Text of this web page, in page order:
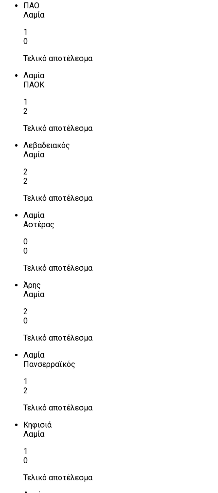
ΠΑΟ
Λαμία
1
0
Τελικό αποτέλεσμα
Λαμία
ΠΑΟΚ
1
2
Τελικό αποτέλεσμα
Λεβαδειακός
Λαμία
2
2
Τελικό αποτέλεσμα
Λαμία
Αστέρας
0
0
Τελικό αποτέλεσμα
Άρης
Λαμία
2
0
Τελικό αποτέλεσμα
Λαμία
Πανσερραϊκός
1
2
Τελικό αποτέλεσμα
Κηφισιά
Λαμία
1
0
Τελικό αποτέλεσμα